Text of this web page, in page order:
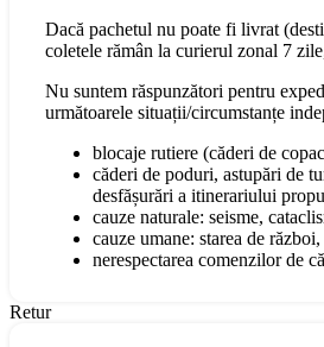
Dacă pachetul nu poate fi livrat
coletele rămân la curierul zonal 7
Nu suntem răspunzători pentru
următoarele situații/circumstanțe
blocaje rutiere (căderi de
căderi de poduri, astupări de
desfășurări a itinerariului
cauze naturale: seisme,
cauze umane: starea de
nerespectarea comenzilor de
Retur